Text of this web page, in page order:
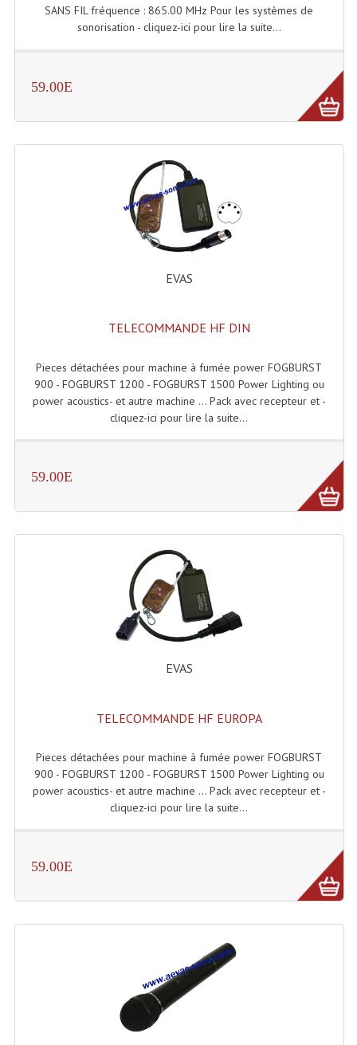
Cercle Monotube
Cercle Struct Carrée 290
Cercle Struct SCC Carre
Cercle Struct Triangulaire290
Grill Auto-Porté
Monotubes Et Angles 50mm
Ponts - Portiques
Structure Echelle 290 Asd
Structure Et Angles Quatro Deco
Structures
Structures Carrées
Flight-Case (s) Et Accessoires
Flight Case Plasma Et Écran LCD
Flight Malettes Consoles T. Mixages
Flight-Case Pour Contrôleur DJ
Flight-Case Pour La Lumière
Malle Flight Multi-Usage
SANS FIL fréquence : 865.00 MHz Pour les systèmes de
sonorisation - cliquez-ici pour lire la suite...
59.00E
EVAS
TELECOMMANDE HF DIN
Pieces détachées pour machine à fumée power FOGBURST
900 - FOGBURST 1200 - FOGBURST 1500 Power Lighting ou
power acoustics- et autre machine ... Pack avec recepteur et -
cliquez-ici pour lire la suite...
59.00E
EVAS
TELECOMMANDE HF EUROPA
Pieces détachées pour machine à fumée power FOGBURST
900 - FOGBURST 1200 - FOGBURST 1500 Power Lighting ou
power acoustics- et autre machine ... Pack avec recepteur et -
cliquez-ici pour lire la suite...
59.00E